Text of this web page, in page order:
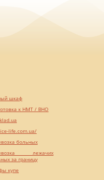
шкаф
к НМТ / ВНО
life.com.ua/
больных
лежачих
за границу
купе